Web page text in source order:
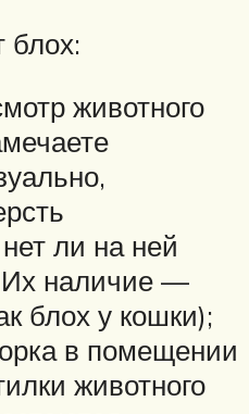
блох:
животного
ли на ней
Их наличие —
блох у кошки);
в помещении
животного